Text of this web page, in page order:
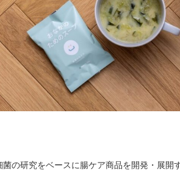
菌の研究をベースに腸ケア商品を開発・展